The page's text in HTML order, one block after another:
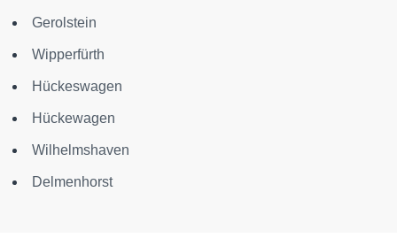
Gerolstein
Wipperfürth
Hückeswagen
Hückewagen
Wilhelmshaven
Delmenhorst